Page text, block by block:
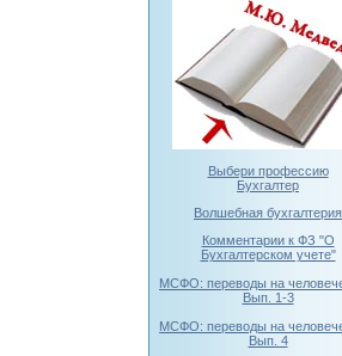
Выбери профессию
Бухгалтер
Волшебная бухгалтерия
Комментарии к ФЗ "О
Бухгалтерском учете"
МСФО: переводы на
Вып. 1-3
МСФО: переводы на
Вып. 4